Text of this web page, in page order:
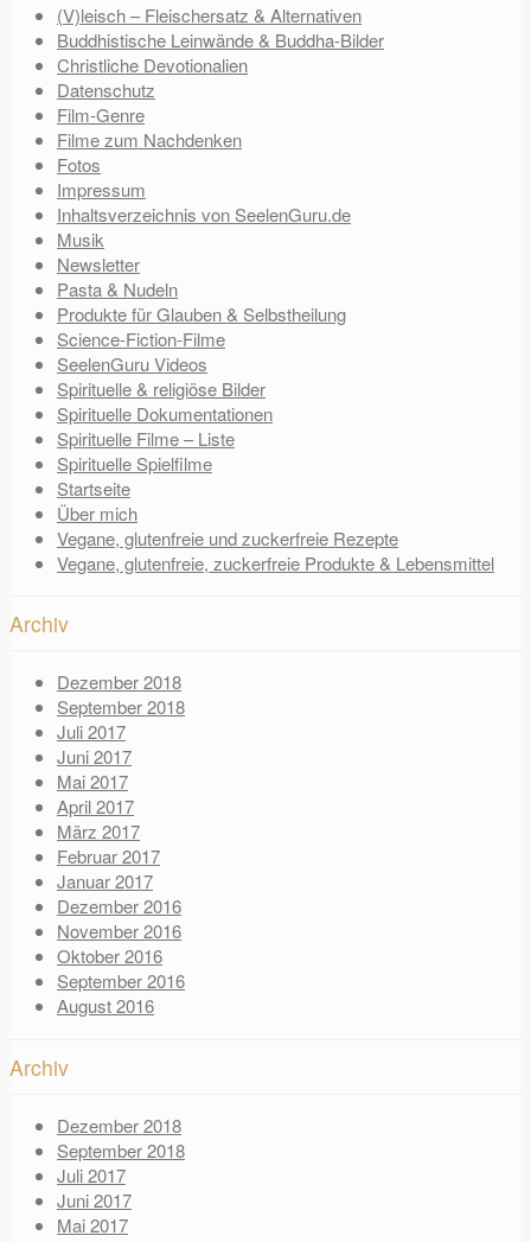
(V)leisch – Fleischersatz & Alternativen
Buddhistische Leinwände & Buddha-Bilder
Christliche Devotionalien
Datenschutz
Film-Genre
Filme zum Nachdenken
Fotos
Impressum
Inhaltsverzeichnis von SeelenGuru.de
Musik
Newsletter
Pasta & Nudeln
Produkte für Glauben & Selbstheilung
Science-Fiction-Filme
SeelenGuru Videos
Spirituelle & religiöse Bilder
Spirituelle Dokumentationen
Spirituelle Filme – Liste
Spirituelle Spielfilme
Startseite
Über mich
Vegane, glutenfreie und zuckerfreie Rezepte
Vegane, glutenfreie, zuckerfreie Produkte & Lebensmittel
Archiv
Dezember 2018
September 2018
Juli 2017
Juni 2017
Mai 2017
April 2017
März 2017
Februar 2017
Januar 2017
Dezember 2016
November 2016
Oktober 2016
September 2016
August 2016
Archiv
Dezember 2018
September 2018
Juli 2017
Juni 2017
Mai 2017